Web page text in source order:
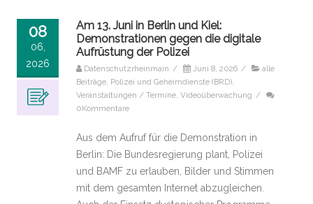
08
06,
2026
Am 13. Juni in Berlin und Kiel:
Demonstrationen gegen die digitale
Aufrüstung der Polizei
Datenschutzrheinmain / Juni 8, 2026 /
alle
Beiträge Polizei und Geheimdienste (BRD)
Veranstaltungen / Termine Videoüberwachung /
0Kommentare
Aus dem Aufruf für die Demonstration in
Berlin: Die Bundesregierung plant, Polizei
und BAMF zu erlauben, Bilder und Stimmen
mit dem gesamten Internet abzugleichen.